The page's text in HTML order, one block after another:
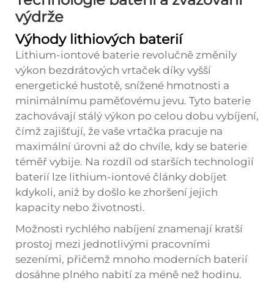
výdrže
Výhody lithiových baterií
Lithium-iontové baterie revolučně změnily
výkon bezdrátových vrtaček díky vyšší
energetické hustotě, snížené hmotnosti a
minimálnímu paměťovému jevu. Tyto baterie
zachovávají stálý výkon po celou dobu vybíjení,
čímž zajišťují, že vaše vrtačka pracuje na
maximální úrovni až do chvíle, kdy se baterie
téměř vybije. Na rozdíl od starších technologií
baterií lze lithium-iontové články dobíjet
kdykoli, aniž by došlo ke zhoršení jejich
kapacity nebo životnosti.
Možnosti rychlého nabíjení znamenají kratší
prostoj mezi jednotlivými pracovními
sezeními, přičemž mnoho moderních baterií
dosáhne plného nabití za méně než hodinu.